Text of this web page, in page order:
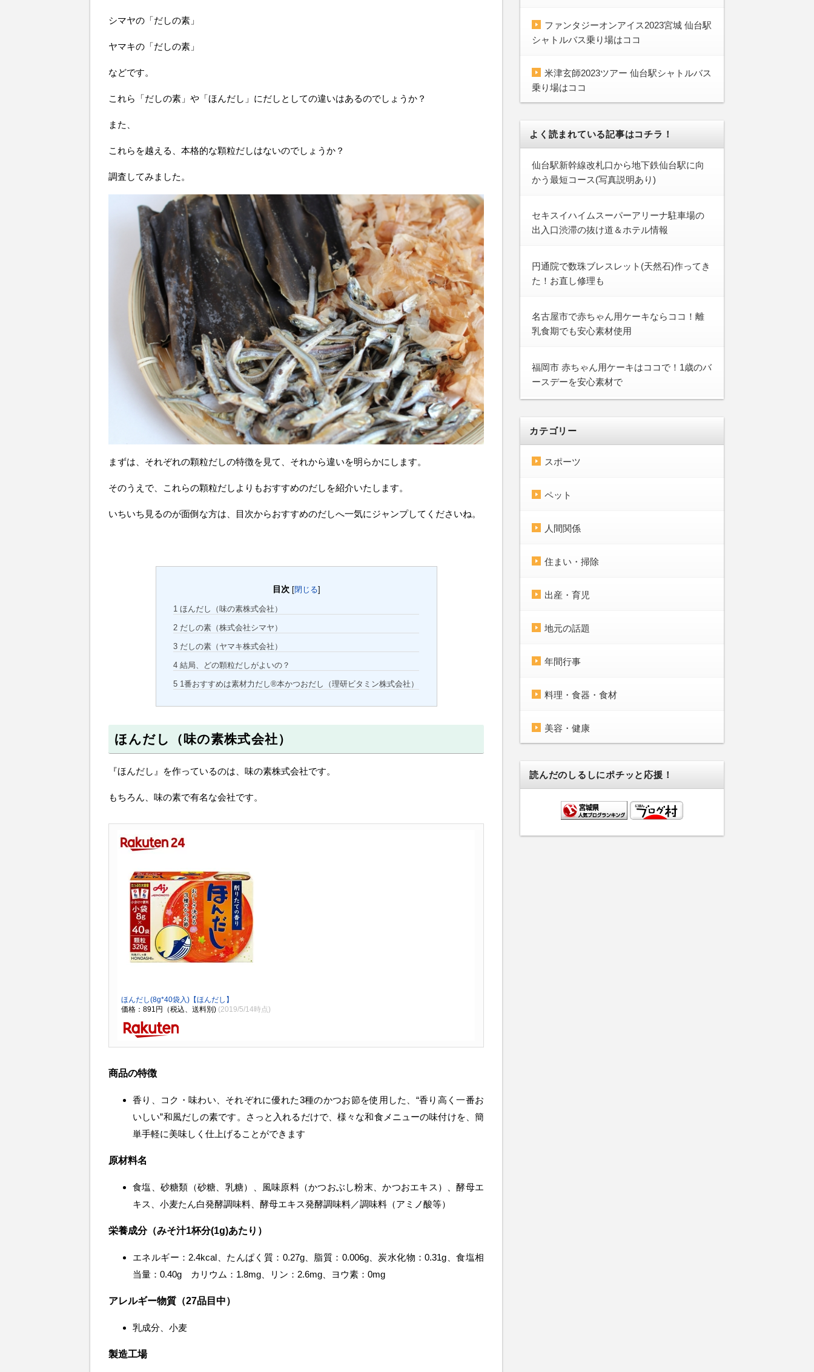
シマヤの「だしの素」
ヤマキの「だしの素」
などです。
これら「だしの素」や「ほんだし」にだしとしての違いはあるのでしょうか？
また、
これらを越える、本格的な顆粒だしはないのでしょうか？
調査してみました。
まずは、それぞれの顆粒だしの特徴を見て、それから違いを明らかにします。
そのうえで、これらの顆粒だしよりもおすすめのだしを紹介いたします。
いちいち見るのが面倒な方は、目次からおすすめのだしへ一気にジャンプしてくださいね。
目次 [閉じる]
1 ほんだし（味の素株式会社）
2 だしの素（株式会社シマヤ）
3 だしの素（ヤマキ株式会社）
4 結局、どの顆粒だしがよいの？
5 1番おすすめは素材力だし®本かつおだし（理研ビタミン株式会社）
ほんだし（味の素株式会社）
『ほんだし』を作っているのは、味の素株式会社です。
もちろん、味の素で有名な会社です。
ほんだし(8g*40袋入)【ほんだし】
価格：891円（税込、送料別) (2019/5/14時点)
商品の特徴
香り、コク・味わい、それぞれに優れた3種のかつお節を使用した、“香り高く一番お
いしい”和風だしの素です。さっと入れるだけで、様々な和食メニューの味付けを、簡
単手軽に美味しく仕上げることができます
原材料名
食塩、砂糖類（砂糖、乳糖）、風味原料（かつおぶし粉末、かつおエキス）、酵母エ
キス、小麦たん白発酵調味料、酵母エキス発酵調味料／調味料（アミノ酸等）
栄養成分（みそ汁1杯分(1g)あたり）
エネルギー：2.4kcal、たんぱく質：0.27g、脂質：0.006g、炭水化物：0.31g、食塩相
当量：0.40g カリウム：1.8mg、リン：2.6mg、ヨウ素：0mg
アレルギー物質（27品目中）
乳成分、小麦
製造工場
ファンタジーオンアイス2023宮城 仙台駅
シャトルバス乗り場はココ
米津玄師2023ツアー 仙台駅シャトルバス
乗り場はココ
よく読まれている記事はコチラ！
仙台駅新幹線改札口から地下鉄仙台駅に向
かう最短コース(写真説明あり)
セキスイハイムスーパーアリーナ駐車場の
出入口渋滞の抜け道＆ホテル情報
円通院で数珠ブレスレット(天然石)作ってき
た！お直し修理も
名古屋市で赤ちゃん用ケーキならココ！離
乳食期でも安心素材使用
福岡市 赤ちゃん用ケーキはココで！1歳のバ
ースデーを安心素材で
カテゴリー
スポーツ
ペット
人間関係
住まい・掃除
出産・育児
地元の話題
年間行事
料理・食器・食材
美容・健康
読んだのしるしにポチッと応援！